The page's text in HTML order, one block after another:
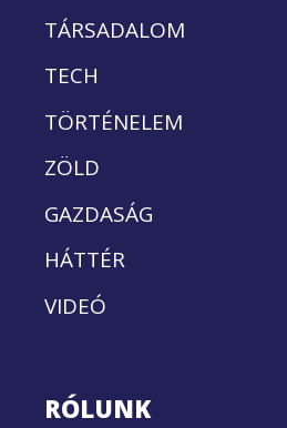
TÁRSADALOM
TECH
TÖRTÉNELEM
ZÖLD
GAZDASÁG
HÁTTÉR
VIDEÓ
RÓLUNK